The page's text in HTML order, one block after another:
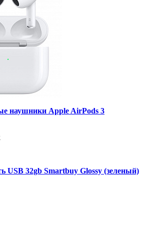
наушники Apple AirPods 3
USB 32gb Smartbuy Glossy (зеленый)